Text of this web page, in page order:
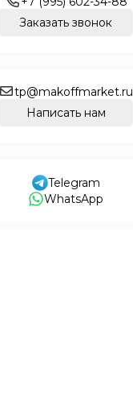
Заказать звонок
tp@makoffmarket.ru
Написать нам
Telegram
WhatsApp